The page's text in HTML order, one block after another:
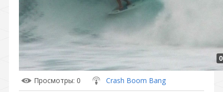
Просмотры: 0 Crash Boom Bang